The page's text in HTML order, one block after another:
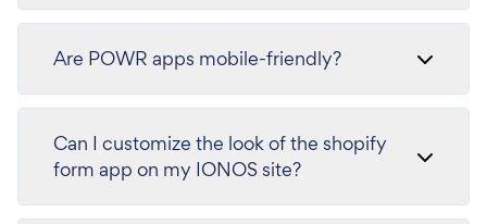
Are POWR apps mobile-friendly?
Can I customize the look of the shopify
form app on my IONOS site?